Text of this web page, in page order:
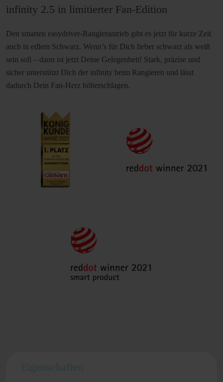
infinity 2.5 in limitierter Fan-Edition
Den smarten easydriver-Rangierantrieb gibt es jetzt für kurze Zeit
auch in edlem Schwarz. Wenn’s für Dich lieber schwarz als weiß
sein soll – dann ist jetzt Deine Gelegenheit! Stark, präzise und
sicher unterstützt Dich der infinity beim Rangieren und lässt
dadurch Dein Fan-Herz höherschlagen.